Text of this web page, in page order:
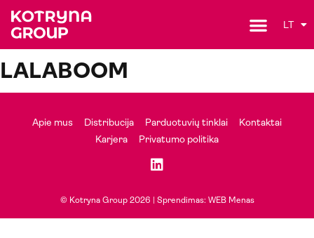
LT
LALABOOM
Apie mus Distribucija Parduotuvių tinklai
Kontaktai
Karjera
Privatumo politika
© Kotryna Group 2026 | Sprendimas: WEB Menas